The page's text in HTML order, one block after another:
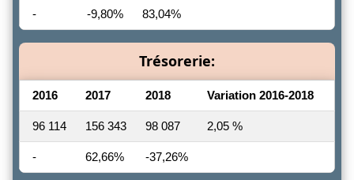
- -9,80% 83,04%
Trésorerie:
2016 2017 2018 Variation 2016-2018
96 114 156 343 98 087 2,05 %
- 62,66% -37,26%